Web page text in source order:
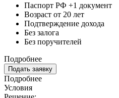
Паспорт РФ +1 документ
Возраст от 20 лет
Подтверждение дохода
Без залога
Без поручителей
Подробнее
Подать заявку
Подробнее
Условия